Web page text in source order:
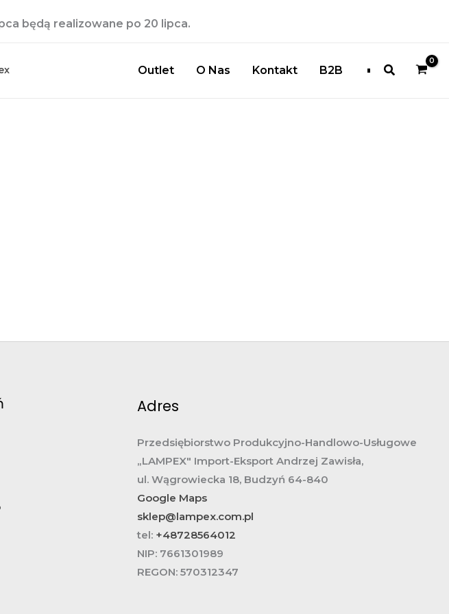
będą realizowane po 20 lipca.
Outlet O Nas Kontakt B2B Szukaj
Adres
Przedsiębiorstwo Produkcyjno-Handlowo-Usługowe
„LAMPEX" Import-Eksport Andrzej Zawisła,
ul. Wągrowiecka 18, Budzyń 64-840
Google Maps
sklep@lampex.com.pl
tel: +48728564012
NIP: 7661301989
REGON:570312347